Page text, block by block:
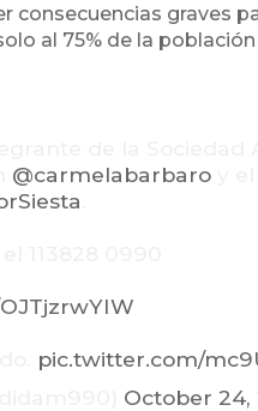
graves
al 75% de la
@carmelabarbaro
pic.twitter.com/
October 24,